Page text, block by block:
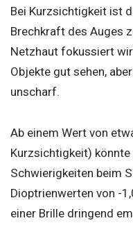
Bei Kurzsichtigkeit ist
Brechkraft des Auges
Netzhaut fokussiert
Objekte gut sehen,
unscharf.
Ab einem Wert von
Kurzsichtigkeit) könnte
Schwierigkeiten beim
Dioptrienwerten von -
einer Brille dringend